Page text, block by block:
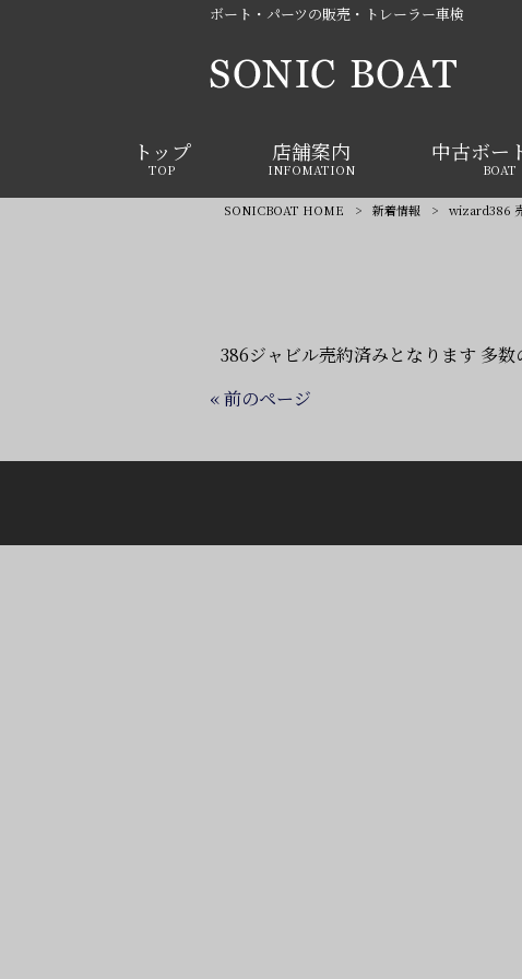
ボート・パーツの販売・トレーラー車検
トップ
TOP
店舗案内
INFOMATION
中古ボー
BOAT
SONICBOAT HOME > 新着情報 > wizard386
386ジャビル売約済みとなります 多
« 前のページ